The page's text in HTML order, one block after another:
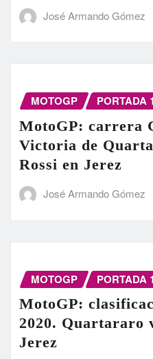
José Armando Gómez
MOTOGP PORTADA 1
MotoGP: carrera
Victoria de
Rossi en Jerez
José Armando Gómez
MOTOGP PORTADA 1
MotoGP:
2020. Quartararo
Jerez